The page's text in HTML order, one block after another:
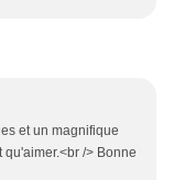
et un magnifique
/> Bonne